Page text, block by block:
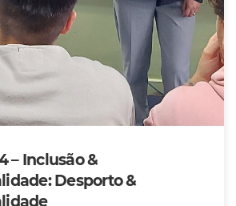
– Inclusão &
Desporto &